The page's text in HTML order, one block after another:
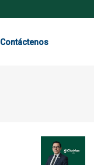
Contáctenos